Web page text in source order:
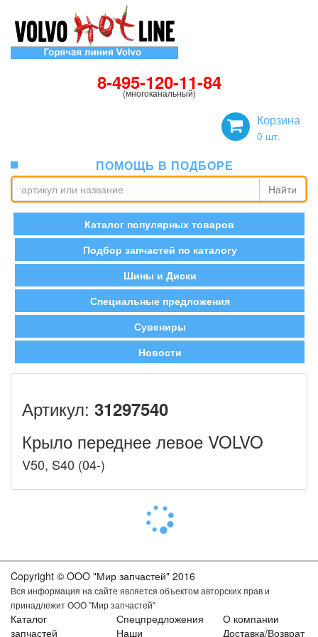
8-495-120-11-84
(многоканальный)
Корзина
0 шт.
ПОМОЩЬ В ПОДБОРЕ
Найти
Каталог популярных товаров
Подбор запчастей по каталогу
Шины и Диски
Специальные предложения
Сувениры
Новости
Артикул: 31297540
Крыло переднее левое VOLVO
V50, S40 (04-)
Copyright © OOO "Мир запчастей" 2016
Вся информация на сайте является объектом авторских прав и
принадлежит ООО "Мир запчастей"
Каталог
запчастей
Спецпредложения
Наши
О компании
Доставка/Возврат